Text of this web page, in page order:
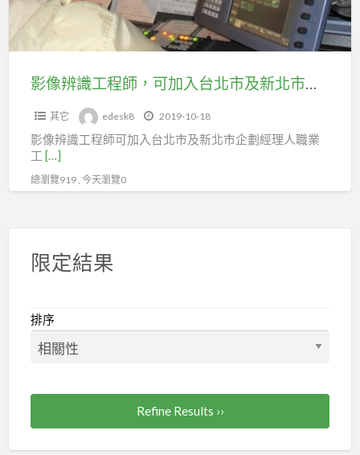
師，
可
加
加
影像辨識工程師，可加入台北市及新北市企劃經理人職業工會加勞健保！
其它 edesk8 2019-10-18
影像辨識工程師可加入台北市及新北市企劃經理人職業
工 […]
總瀏覽919 , 今天瀏覽0
限定結果
排序
Refine Results ››